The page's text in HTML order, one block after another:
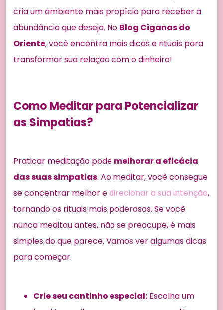
cria um ambiente mais propício para receber a
abundância que deseja. No Blog Ciganas do
Oriente, você encontra mais dicas e rituais para
transformar sua relação com o dinheiro!
Como Meditar para Potencializar
as Simpatias?
Praticar meditação pode melhorar a eficácia
das suas simpatias. Ao meditar, você consegue
se concentrar melhor edirecionar a sua intenção,
tornando os rituais mais poderosos. Se você
nunca meditou antes, não se preocupe, é mais
simples do que parece. Vamos ver algumas dicas
para começar.
Crie seu cantinho especial: Escolha um